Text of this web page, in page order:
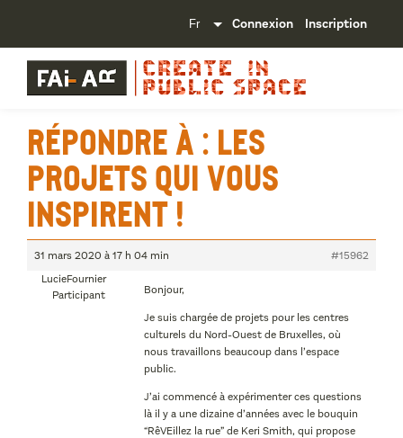
Connexion Inscription
Répondre à : Les
projets qui vous
inspirent !
31 mars 2020 à 17 h 04 min
#15962
LucieFournier
Participant
Bonjour,
Je suis chargée de projets pour les centres
culturels du Nord-Ouest de Bruxelles, où
nous travaillons beaucoup dans l’espace
public.
J’ai commencé à expérimenter ces questions
là il y a une dizaine d’années avec le bouquin
“RêVEillez la rue” de Keri Smith, qui propose